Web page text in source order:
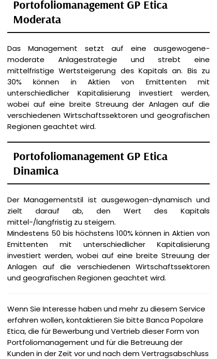
Portofoliomanagement GP Etica
Moderata
Das Management setzt auf eine ausgewogene-
moderate Anlagestrategie und strebt eine
mittelfristige Wertsteigerung des Kapitals an. Bis zu
30% können in Aktien von Emittenten mit
unterschiedlicher Kapitalisierung investiert werden,
wobei auf eine breite Streuung der Anlagen auf die
verschiedenen Wirtschaftssektoren und geografischen
Regionen geachtet wird.
Portofoliomanagement GP Etica
Dinamica
Der Managementstil ist ausgewogen-dynamisch und
zielt darauf ab, den Wert des Kapitals
mittel-/langfristig zu steigern.
Mindestens 50 bis höchstens 100% können in Aktien von
Emittenten mit unterschiedlicher Kapitalisierung
investiert werden, wobei auf eine breite Streuung der
Anlagen auf die verschiedenen Wirtschaftssektoren
und geografischen Regionen geachtet wird.
Wenn Sie Interesse haben und mehr zu diesem Service
erfahren wollen, kontaktieren Sie bitte Banca Popolare
Etica, die für Bewerbung und Vertrieb dieser Form von
Portfoliomanagement und für die Betreuung der
Kunden in der Zeit vor und nach dem Vertragsabschluss